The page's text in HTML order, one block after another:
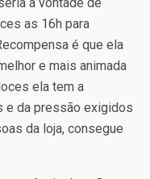
as 16h para
é que ela
e mais animada
ela tem a
e da pressão exigidos
da loja, consegue